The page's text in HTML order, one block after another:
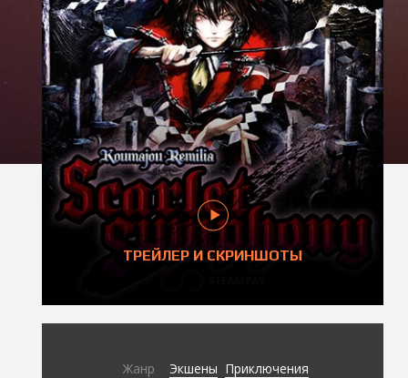
ТРЕЙЛЕР И СКРИНШОТЫ
Жанр Экшены Приключения